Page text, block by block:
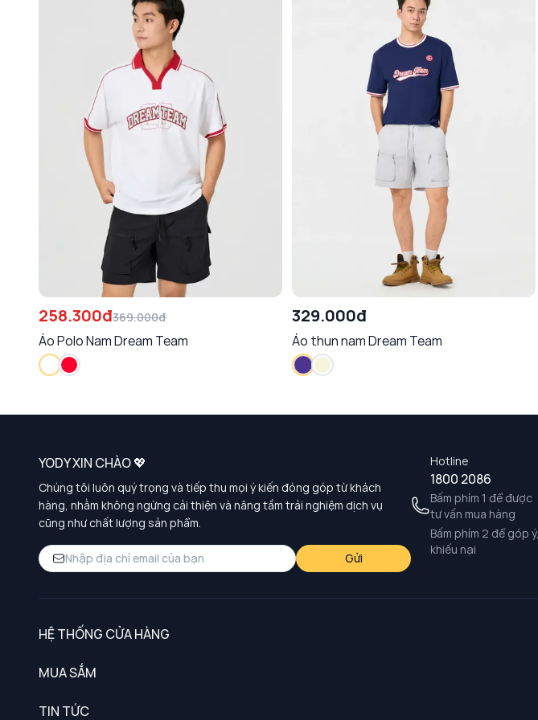
258.300đ369.000đ
Áo Polo Nam Dream Team
329.000đ
Áo thun nam Dream Team
Hotline
1800 2086
Bấm phím 1 để được
tư vấn mua hàng
Bấm phím 2 để góp ý,
khiếu nại
YODY XIN CHÀO 💖
Chúng tôi luôn quý trọng và tiếp thu mọi ý kiến đóng góp từ khách
hàng, nhằm không ngừng cải thiện và nâng tầm trải nghiệm dịch vụ
cũng như chất lượng sản phẩm.
Gửi
HỆ THỐNG CỬA HÀNG
MUA SẮM
TIN TỨC